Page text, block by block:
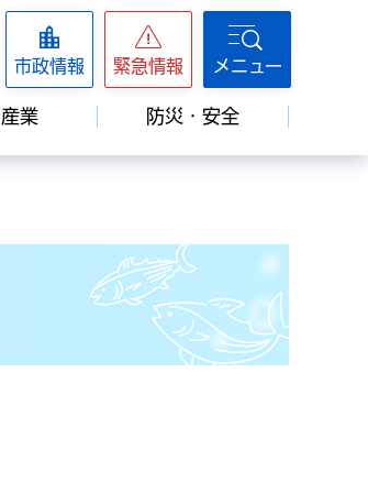
市政情報 緊急情報 メニュー
業 防災・安全